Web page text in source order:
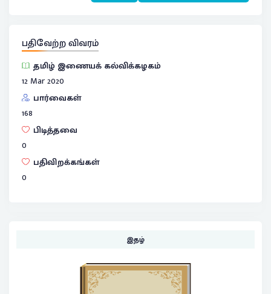
பதிவேற்ற விவரம்
தமிழ் இணையக் கல்விக்கழகம்
12 Mar 2020
பார்வைகள்
168
பிடித்தவை
0
பதிவிறக்கங்கள்
0
இதழ்